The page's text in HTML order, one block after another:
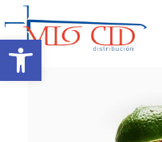
Abrir barra de herramientas